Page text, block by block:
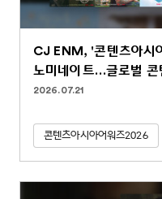
CJ ENM, '콘텐츠아시
노미네이트…글로벌 콘
2026.07.21
콘텐츠아시아어워즈2026